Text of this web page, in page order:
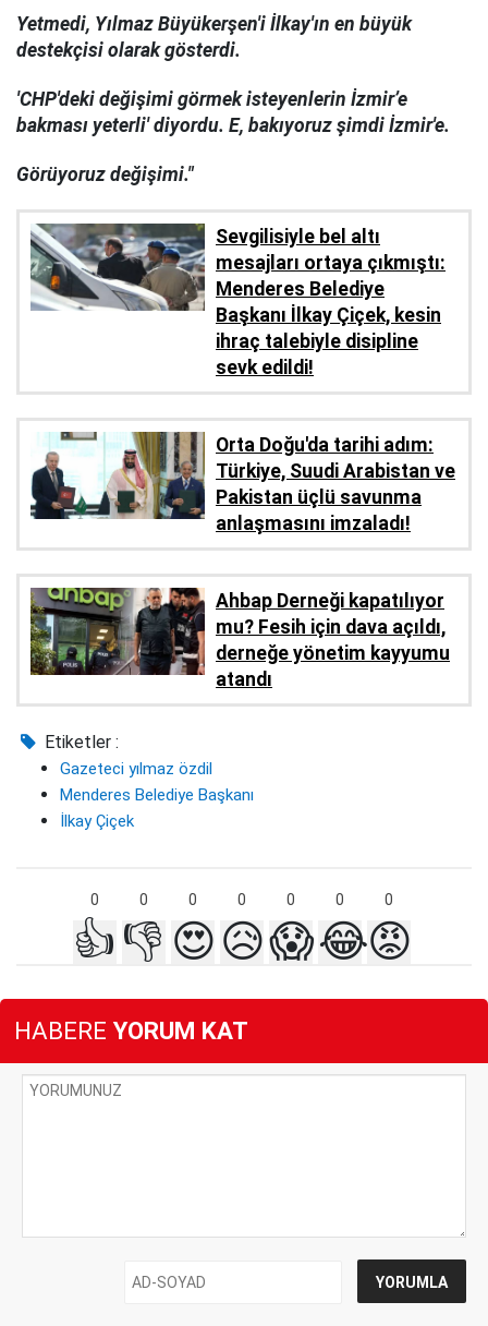
Yetmedi, Yılmaz Büyükerşen'i İlkay'ın en büyük
destekçisi olarak gösterdi.
'CHP'deki değişimi görmek isteyenlerin İzmir’e
bakması yeterli' diyordu. E, bakıyoruz şimdi İzmir'e.
Görüyoruz değişimi."
Sevgilisiyle bel altı
mesajları ortaya çıkmıştı:
Menderes Belediye
Başkanı İlkay Çiçek, kesin
ihraç talebiyle disipline
sevk edildi!
Orta Doğu'da tarihi adım:
Türkiye, Suudi Arabistan ve
Pakistan üçlü savunma
anlaşmasını imzaladı!
Ahbap Derneği kapatılıyor
mu? Fesih için dava açıldı,
derneğe yönetim kayyumu
atandı
Etiketler :
Gazeteci yılmaz özdil
Menderes Belediye Başkanı
İlkay Çiçek
0 0 0 0 0 0 0
👍 👎 😍😥😱😂😡
HABERE YORUM KAT